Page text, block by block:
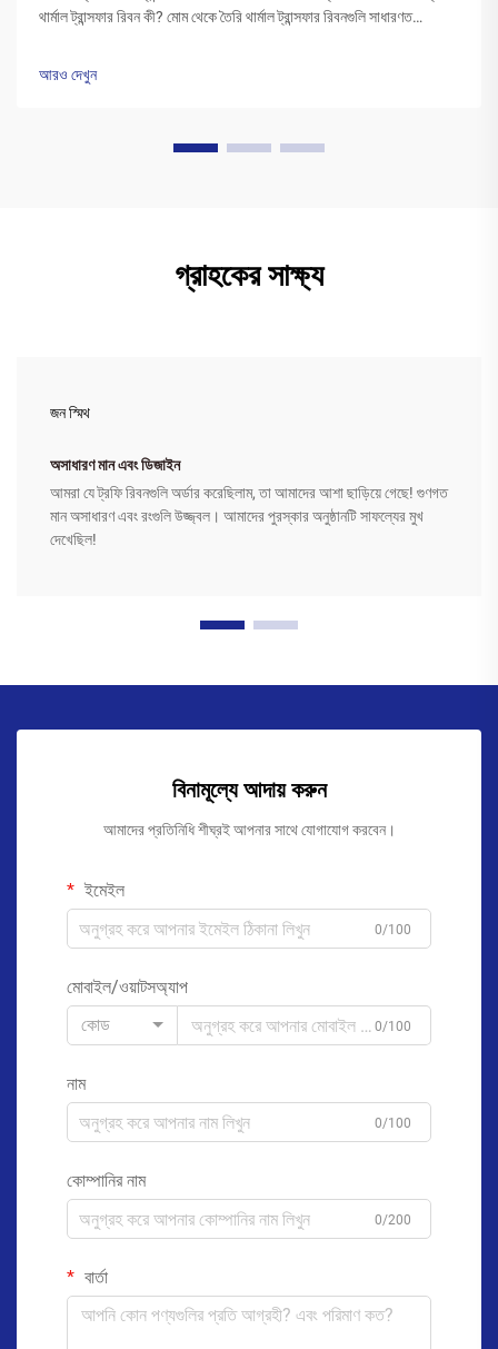
থার্মাল ট্রান্সফার রিবন কী? মোম থেকে তৈরি থার্মাল ট্রান্সফার রিবনগুলি সাধারণত
আরও দেখুন
গ্রাহকের সাক্ষ্য
জন স্মিথ
অসাধারণ মান এবং ডিজাইন
আমরা যে ট্রফি রিবনগুলি অর্ডার করেছিলাম, তা আমাদের আশা ছাড়িয়ে গেছে! গুণগত
মান অসাধারণ এবং রংগুলি উজ্জ্বল। আমাদের পুরস্কার অনুষ্ঠানটি সাফল্যের মুখ
দেখেছিল!
বিনামূল্যে আদায় করুন
আমাদের প্রতিনিধি শীঘ্রই আপনার সাথে যোগাযোগ করবেন।
ইমেইল
0/100
মোবাইল/ওয়াটসঅ্যাপ
কোড
0/100
নাম
0/100
কোম্পানির নাম
0/200
বার্তা